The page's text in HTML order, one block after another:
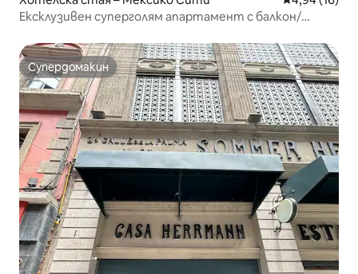
Ексклузивен суперголям апартамент с балкон/
Супердомакин
Супердомакин